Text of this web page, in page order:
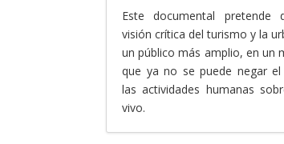
Este documental pretende
visión crítica del turismo y la
un público más amplio, en un
que ya no se puede negar
las actividades humanas
vivo.